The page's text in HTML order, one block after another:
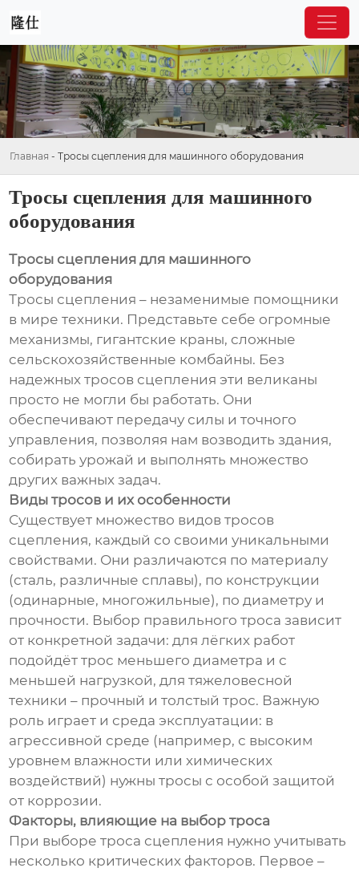
Главная - Тросы сцепления для машинного оборудования
Тросы сцепления для машинного
оборудования
Тросы сцепления для машинного
оборудования
Тросы сцепления – незаменимые помощники
в мире техники. Представьте себе огромные
механизмы, гигантские краны, сложные
сельскохозяйственные комбайны. Без
надежных тросов сцепления эти великаны
просто не могли бы работать. Они
обеспечивают передачу силы и точного
управления, позволяя нам возводить здания,
собирать урожай и выполнять множество
других важных задач.
Виды тросов и их особенности
Существует множество видов тросов
сцепления, каждый со своими уникальными
свойствами. Они различаются по материалу
(сталь, различные сплавы), по конструкции
(одинарные, многожильные), по диаметру и
прочности. Выбор правильного троса зависит
от конкретной задачи: для лёгких работ
подойдёт трос меньшего диаметра и с
меньшей нагрузкой, для тяжеловесной
техники – прочный и толстый трос. Важную
роль играет и среда эксплуатации: в
агрессивной среде (например, с высоким
уровнем влажности или химических
воздействий) нужны тросы с особой защитой
от коррозии.
Факторы, влияющие на выбор троса
При выборе троса сцепления нужно учитывать
несколько критических факторов. Первое –